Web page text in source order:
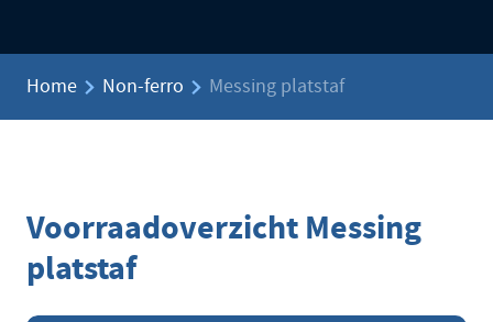
Home Non-ferro Messing platstaf
Voorraadoverzicht Messing
platstaf